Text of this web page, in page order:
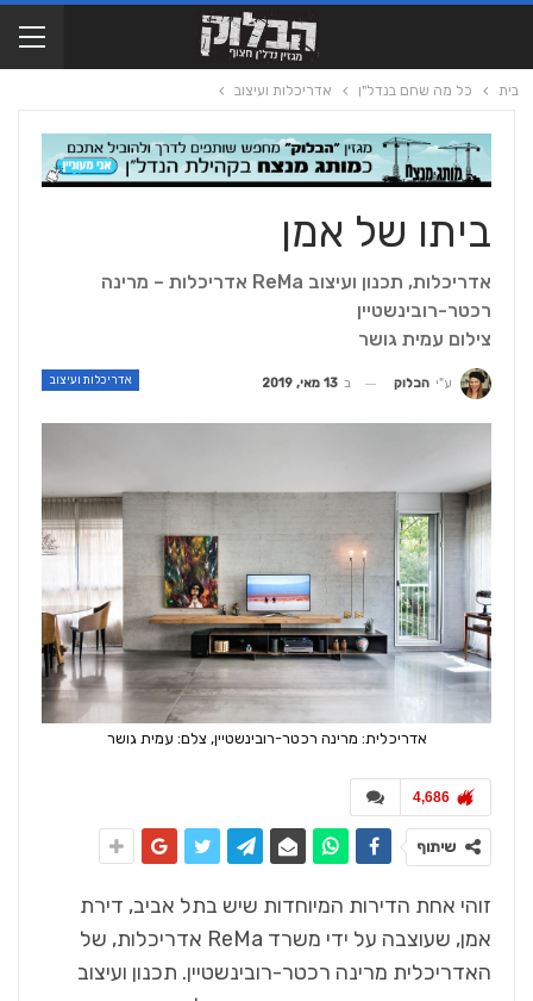
בית כל מה שחם בנדל"ן אדריכלות ועיצוב
ביתו של אמן
אדריכלות, תכנון ועיצוב ReMa אדריכלות – מרינה
רכטר-רובינשטיין
צילום עמית גושר
אדריכלות ועיצוב ע"י הבלוק ב 13 מאי, 2019
אדריכלית: מרינה רכטר-רובינשטיין, צלם: עמית גושר
4,686
שיתוף
זוהי אחת הדירות המיוחדות שיש בתל אביב, דירת
אמן, שעוצבה על ידי משרד ReMa אדריכלות, של
האדריכלית מרינה רכטר-רובינשטיין. תכנון ועיצוב